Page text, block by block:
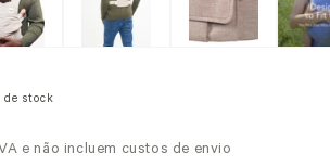
de stock
e não incluem custos de envio